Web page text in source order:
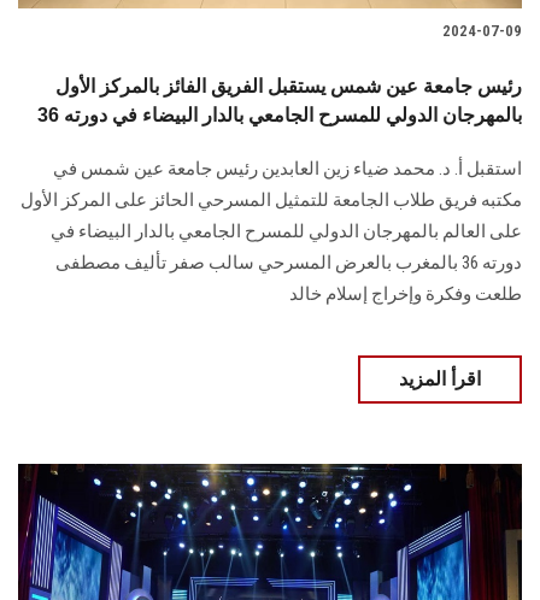
2024-07-09
رئيس جامعة عين شمس يستقبل الفريق الفائز بالمركز الأول
بالمهرجان الدولي للمسرح الجامعي بالدار البيضاء في دورته 36
استقبل أ. د. محمد ضياء زين العابدين رئيس جامعة عين شمس في
مكتبه فريق طلاب ‏الجامعة للتمثيل المسرحي الحائز على المركز الأول
على العالم بالمهرجان الدولي للمسرح ‏الجامعي بالدار البيضاء في
دورته 36 بالمغرب بالعرض المسرحي سالب صفر تأليف ‏مصطفى
طلعت وفكرة وإخراج إسلام خالد
اقرأ المزيد